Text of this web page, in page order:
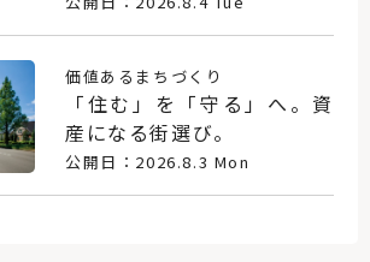
価値あるまちづくり
「住む」を「守る」へ。資
産になる街選び。
公開日：2026.8.3 Mon